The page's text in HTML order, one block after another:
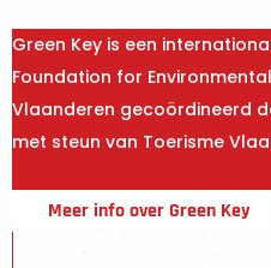
Green Key is een
Foundation for Environmental
Vlaanderen gecoördineerd
met steun van Toerisme
Meer info over Green Key